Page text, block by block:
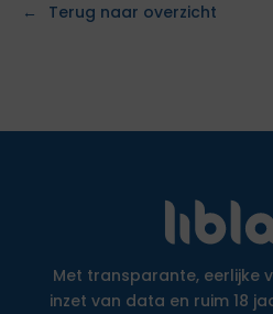
Terug naar overzicht
Met transparante, eerlijke
inzet van data en ruim 18